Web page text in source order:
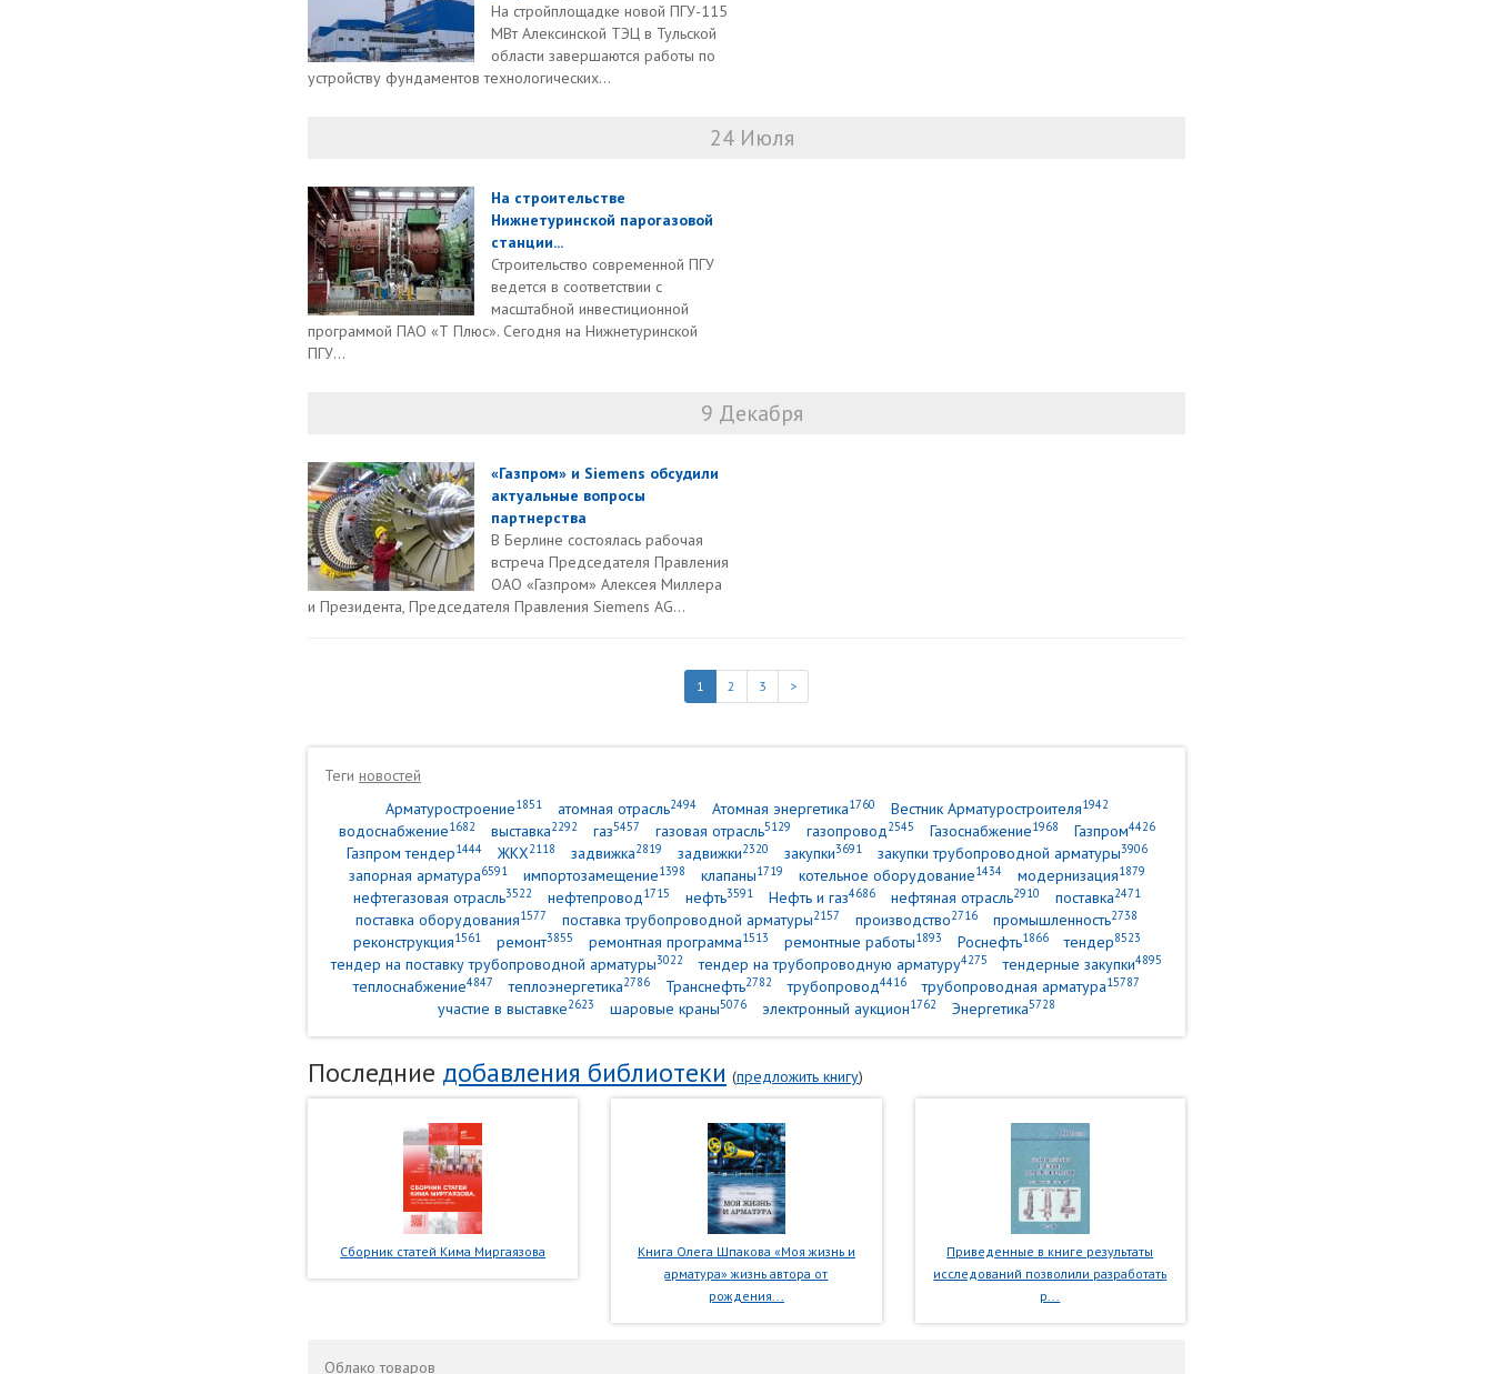
На стройплощадке новой ПГУ-115
МВт Алексинской ТЭЦ в Тульской
области завершаются работы по
устройству фундаментов технологических...
24 Июля
На строительстве
Нижнетуринской парогазовой
станции...
Строительство современной ПГУ
ведется в соответствии с
масштабной инвестиционной
программой ПАО «Т Плюс». Сегодня на Нижнетуринской
ПГУ...
9 Декабря
«Газпром» и Siemens обсудили
актуальные вопросы
партнерства
В Берлине состоялась рабочая
встреча Председателя Правления
ОАО «Газпром» Алексея Миллера
и Президента, Председателя Правления Siemens AG...
1 2 3 >
Теги новостей
Арматуростроение1851 атомная отрасль2494 Атомная энергетика1760 Вестник Арматуростроителя1942
водоснабжение1682 выставка2292 газ5457 газовая отрасль5129 газопровод2545 Газоснабжение1968 Газпром4426
Газпром тендер1444 ЖКХ2118 задвижка2819 задвижки2320 закупки3691 закупки трубопроводной арматуры3906
запорная арматура6591 импортозамещение1398 клапаны1719 котельное оборудование1434 модернизация1879
нефтегазовая отрасль3522 нефтепровод1715 нефть3591 Нефть и газ4686 нефтяная отрасль2910 поставка2471
поставка оборудования1577 поставка трубопроводной арматуры2157 производство2716 промышленность2738
реконструкция1561 ремонт3855 ремонтная программа1513 ремонтные работы1893 Роснефть1866 тендер8523
тендер на поставку трубопроводной арматуры3022 тендер на трубопроводную арматуру4275 тендерные закупки4895
теплоснабжение4847 теплоэнергетика2786 Транснефть2782 трубопровод4416 трубопроводная арматура15787
участие в выставке2623 шаровые краны5076 электронный аукцион1762 Энергетика5728
Последние добавления библиотеки (предложить книгу)
Сборник статей Кима Миргаязова
Книга Олега Шпакова «Моя жизнь и
арматура» жизнь автора от
рождения...
Приведенные в книге результаты
исследований позволили разработать
р...
Облакотоваров